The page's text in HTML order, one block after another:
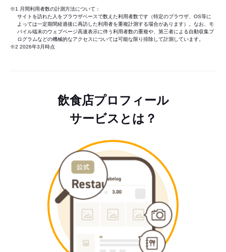
※1 月間利用者数の計測方法について：
サイトを訪れた人をブラウザベースで数えた利用者数です（特定のブラウザ、OS等に
よっては一定期間経過後に再訪した利用者を重複計測する場合があります）。なお、モ
バイル端末のウェブページ高速表示に伴う利用者数の重複や、第三者による自動収集プ
ログラムなどの機械的なアクセスについては可能な限り排除して計測しています。
※2 2026年3月時点
飲食店プロフィール
サービスとは？